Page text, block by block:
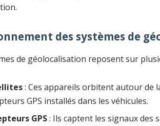
des systèmes de
de géolocalisation reposent sur
: Ces appareils orbitent autour de
GPS installés dans les véhicules.
GPS: Ils captent les signaux des